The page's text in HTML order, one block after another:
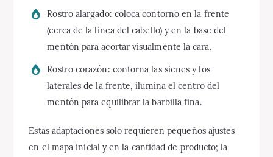
Rostro alargado: coloca contorno en la frente
(cerca de la línea del cabello) y en la base del
mentón para acortar visualmente la cara.
Rostro corazón: contorna las sienes y los
laterales de la frente, ilumina el centro del
mentón para equilibrar la barbilla fina.
Estas adaptaciones solo requieren pequeños ajustes
en el mapa inicial y en la cantidad de producto; la